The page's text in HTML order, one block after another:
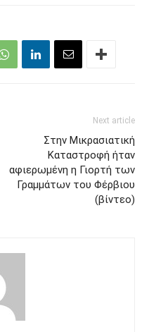
Next article
Στην Μικρασιατική
Καταστροφή ήταν
αφιερωμένη η Γιορτή των
Γραμμάτων του Φέρβιου
(βίντεο)